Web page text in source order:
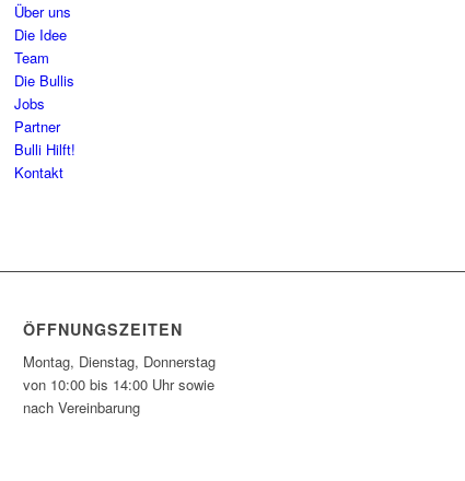
Über uns
Die Idee
Team
Die Bullis
Jobs
Partner
Bulli Hilft!
Kontakt
ÖFFNUNGSZEITEN
Montag, Dienstag, Donnerstag
von 10:00 bis 14:00 Uhr sowie
nach Vereinbarung